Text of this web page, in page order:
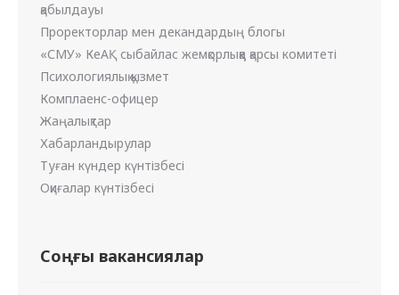
қабылдауы
Проректорлар мен декандардың блогы
«СМУ» КеАҚ сыбайлас жемқорлыққа қарсы комитеті
Психологиялық қызмет
Комплаенс-офицер
Жаңалықтар
Хабарландырулар
Туған күндер күнтізбесі
Оқиғалар күнтізбесі
Соңғы вакансиялар